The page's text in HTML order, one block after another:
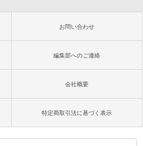
お問い合わせ
編集部へのご連絡
会社概要
特定商取引法に基づく表示